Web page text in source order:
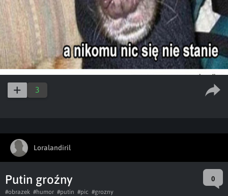
3
Loralandiril
Putin groźny 0
#obrazek #humor #putin #pic #grozny